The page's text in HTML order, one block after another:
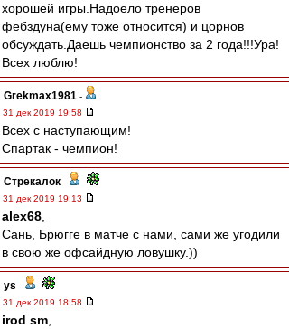
хорошей игры.Надоело тренеров
фебздуна(ему тоже относится) и цорнов
обсуждать.Даешь чемпионство за 2 года!!!Ура!
Всех люблю!
Grekmax1981 -
31 дек 2019 19:58
Всех с наступающим!
Спартак - чемпион!
Стрекалок -
31 дек 2019 19:13
alex68
Сань, Брюгге в матче с нами, сами же угодили
в свою же офсайдную ловушку.))
ys -
31 дек 2019 18:58
irod sm